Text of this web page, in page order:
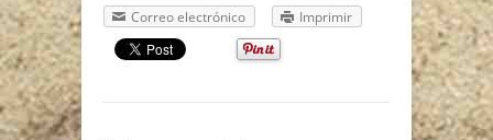
Correo electrónico Imprimir